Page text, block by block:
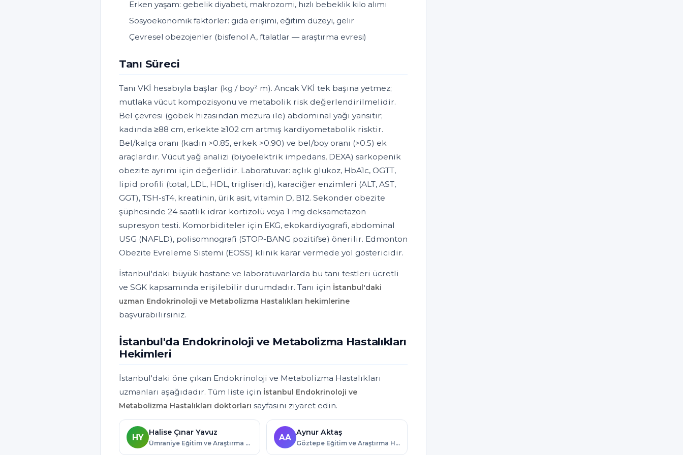
Erken yaşam: gebelik diyabeti, makrozomi, hızlı bebeklik kilo alımı
Sosyoekonomik faktörler: gıda erişimi, eğitim düzeyi, gelir
Çevresel obezojenler (bisfenol A, ftalatlar — araştırma evresi)
Tanı Süreci
Tanı VKİ hesabıyla başlar (kg / boy² m). Ancak VKİ tek başına yetmez;
mutlaka vücut kompozisyonu ve metabolik risk değerlendirilmelidir.
Bel çevresi (göbek hizasından mezura ile) abdominal yağı yansıtır;
kadında ≥88 cm, erkekte ≥102 cm artmış kardiyometabolik risktir.
Bel/kalça oranı (kadın >0.85, erkek >0.90) ve bel/boy oranı (>0.5) ek
araçlardır. Vücut yağ analizi (biyoelektrik impedans, DEXA) sarkopenik
obezite ayrımı için değerlidir. Laboratuvar: açlık glukoz, HbA1c, OGTT,
lipid profili (total, LDL, HDL, trigliserid), karaciğer enzimleri (ALT, AST,
GGT), TSH-sT4, kreatinin, ürik asit, vitamin D, B12. Sekonder obezite
şüphesinde 24 saatlik idrar kortizolü veya 1 mg deksametazon
supresyon testi. Komorbiditeler için EKG, ekokardiyografi, abdominal
USG (NAFLD), polisomnografi (STOP-BANG pozitifse) önerilir. Edmonton
Obezite Evreleme Sistemi (EOSS) klinik karar vermede yol göstericidir.
İstanbul'daki büyük hastane ve laboratuvarlarda bu tanı testleri ücretli
ve SGK kapsamında erişilebilir durumdadır. Tanı için İstanbul'daki
uzman Endokrinoloji ve Metabolizma Hastalıkları hekimlerine
başvurabilirsiniz.
İstanbul'da Endokrinoloji ve Metabolizma Hastalıkları
Hekimleri
İstanbul'daki öne çıkan Endokrinoloji ve Metabolizma Hastalıkları
uzmanları aşağıdadır. Tüm liste için İstanbul Endokrinoloji ve
Metabolizma Hastalıkları doktorları sayfasını ziyaret edin.
HY
Halise Çınar Yavuz
Ümraniye Eğitim ve Araştırma Hastanesi · İstanbul
AA
Aynur Aktaş
Göztepe Eğitim ve Araştırma Hastanesi · İstanbul